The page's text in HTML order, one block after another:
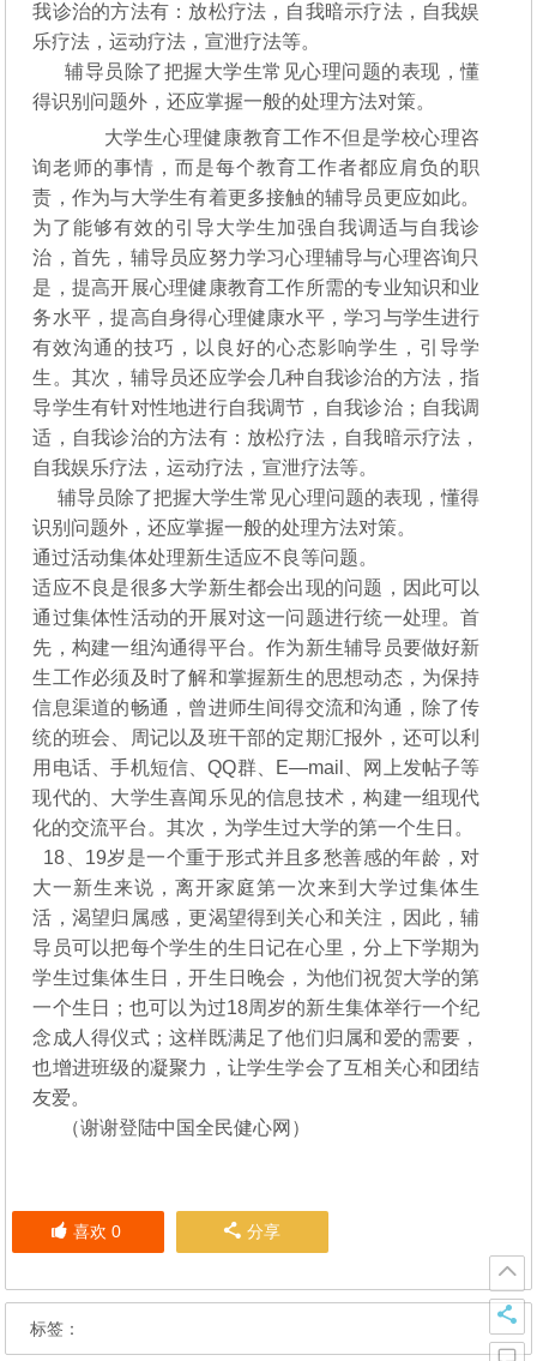
我诊治的方法有：放松疗法，自我暗示疗法，自我娱
乐疗法，运动疗法，宣泄疗法等。
辅导员除了把握大学生常见心理问题的表现，懂
得识别问题外，还应掌握一般的处理方法对策。
大学生心理健康教育工作不但是学校心理咨
询老师的事情，而是每个教育工作者都应肩负的职
责，作为与大学生有着更多接触的辅导员更应如此。
为了能够有效的引导大学生加强自我调适与自我诊
治，首先，辅导员应努力学习心理辅导与心理咨询只
是，提高开展心理健康教育工作所需的专业知识和业
务水平，提高自身得心理健康水平，学习与学生进行
有效沟通的技巧，以良好的心态影响学生，引导学
生。其次，辅导员还应学会几种自我诊治的方法，指
导学生有针对性地进行自我调节，自我诊治；自我调
适，自我诊治的方法有：放松疗法，自我暗示疗法，
自我娱乐疗法，运动疗法，宣泄疗法等。
辅导员除了把握大学生常见心理问题的表现，懂得
识别问题外，还应掌握一般的处理方法对策。
通过活动集体处理新生适应不良等问题。
适应不良是很多大学新生都会出现的问题，因此可以
通过集体性活动的开展对这一问题进行统一处理。首
先，构建一组沟通得平台。作为新生辅导员要做好新
生工作必须及时了解和掌握新生的思想动态，为保持
信息渠道的畅通，曾进师生间得交流和沟通，除了传
统的班会、周记以及班干部的定期汇报外，还可以利
用电话、手机短信、QQ群、E—mail、网上发帖子等
现代的、大学生喜闻乐见的信息技术，构建一组现代
化的交流平台。其次，为学生过大学的第一个生日。
18、19岁是一个重于形式并且多愁善感的年龄，对
大一新生来说，离开家庭第一次来到大学过集体生
活，渴望归属感，更渴望得到关心和关注，因此，辅
导员可以把每个学生的生日记在心里，分上下学期为
学生过集体生日，开生日晚会，为他们祝贺大学的第
一个生日；也可以为过18周岁的新生集体举行一个纪
念成人得仪式；这样既满足了他们归属和爱的需要，
也增进班级的凝聚力，让学生学会了互相关心和团结
友爱。
（谢谢登陆中国全民健心网）
喜欢 0 分享
标签：